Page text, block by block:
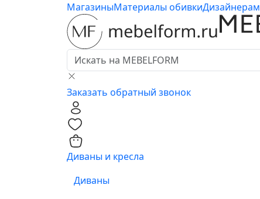
МагазиныМатериалы обивкиДизайнерам
Заказать обратный звонок
Диваны и кресла
Диваны